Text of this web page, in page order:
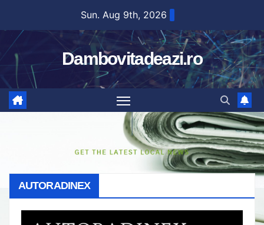
content
Sun. Aug 9th, 2026
Dambovitadeazi.ro
AUTORADINEX